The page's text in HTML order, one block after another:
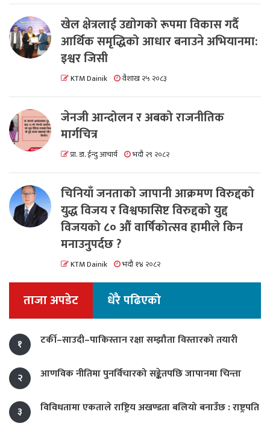
खेल क्षेत्रलाई उद्योगको रूपमा विकास गर्दै
आर्थिक समृद्धिको आधार बनाउने अभियानमा:
इश्वर जिसी
KTM Dainik वैशाख २५ २०८३
जेनजी आन्दोलन र अबको राजनीतिक
मार्गचित्र
प्रा. डा. ईन्दु आचार्य भदौ २९ २०८२
चिनियाँ जनताको जापानी आक्रमण विरुद्दको
युद्ध विजय र विश्वफासिष्ट विरुद्दको युद्द
विजयको ८० औं वार्षिकोत्सव हामीले किन
मनाउनुपर्दछ ?
KTM Dainik भदौ १४ २०८२
ताजा अपडेट धेरै पढिएको
१ टर्की–साउदी–पाकिस्तान रक्षा सम्झौता विस्तारको तयारी
२ आणविक नीतिमा पुनर्विचारको सङ्केतपछि जापानमा चिन्ता
३ विविधतामा एकताले राष्ट्रिय अखण्डता बलियो बनाउँछ : राष्ट्रपति